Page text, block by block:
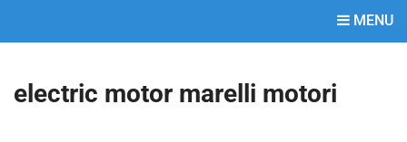
MENU
electric motor marelli motori